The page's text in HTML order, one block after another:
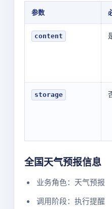
参数
content
storage
全国天气预报信息
业务角色：天气预报
调用阶段：执行提醒